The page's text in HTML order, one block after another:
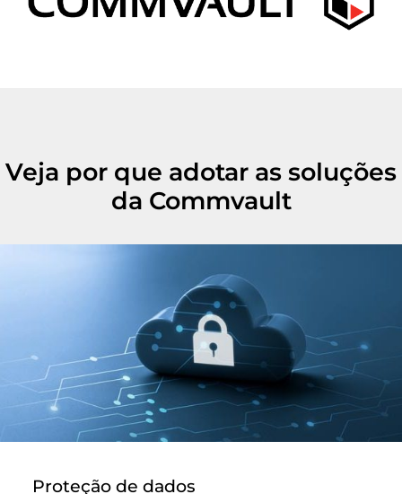
Veja por que adotar as soluções
da Commvault
Proteção de dados